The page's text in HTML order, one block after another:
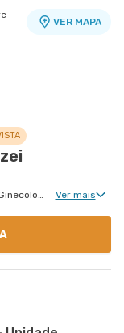
-
VER MAPA
Ginecologia Clinica, Obstetrícia Clinica, Cirurgia Ginecológica, Mastologia Clinica, Cirurgia de Mama, Oncologia Mamária Ver mais